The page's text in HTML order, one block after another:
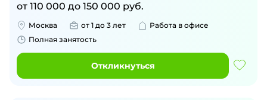
от 110 000 до 150 000 руб.
Москва от 1 до 3 лет
Работа в офисе
Полная занятость
Откликнуться